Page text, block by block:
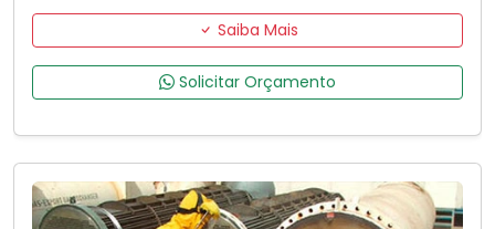
Saiba Mais
Solicitar Orçamento